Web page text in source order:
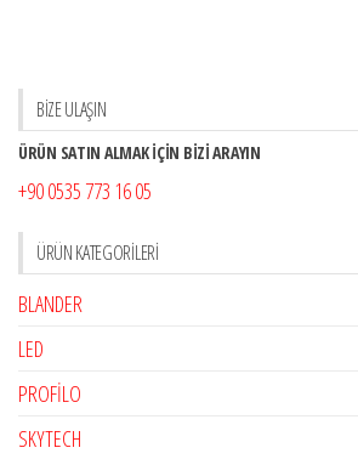
BİZE ULAŞIN
ÜRÜN SATIN ALMAK İÇİN BİZİ ARAYIN
+90 0535 773 16 05
ÜRÜN KATEGORILERI
BLANDER
LED
PROFİLO
SKYTECH